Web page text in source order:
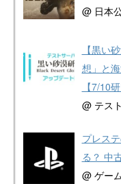
@ 日本
【黒い
想」と
【7/10
@ テス
プレス
る？ 中
@ ゲー